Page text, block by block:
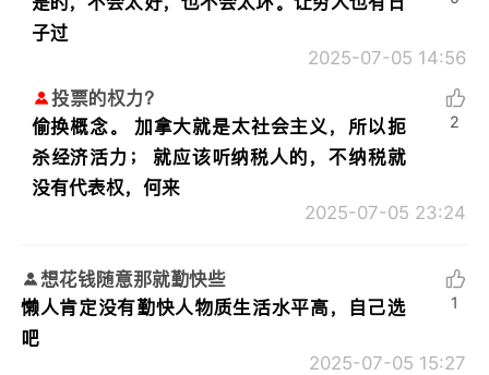
子过
2025-07-05 14:56
投票的权力？
偷换概念。 加拿大就是太社会主义，所以扼
杀经济活力； 就应该听纳税人的，不纳税就
没有代表权，何来
2025-07-05 23:24
2
想花钱随意那就勤快些
懒人肯定没有勤快人物质生活水平高，自己选
吧
2025-07-05 15:27
1